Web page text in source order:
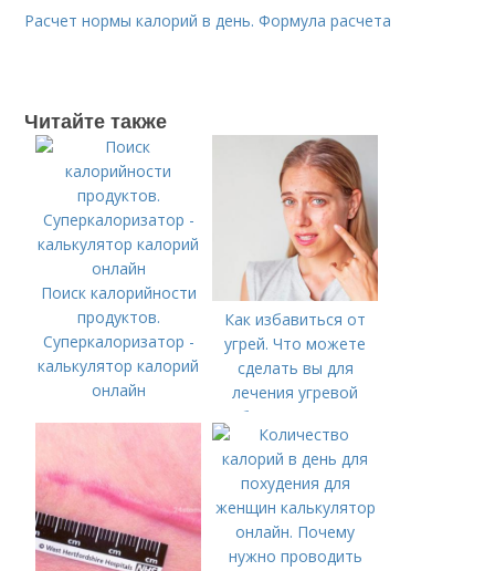
Расчет нормы калорий в день. Формула расчета
Читайте также
Поиск калорийности
продуктов.
Суперкалоризатор -
калькулятор калорий
онлайн
Как избавиться от
угрей. Что можете
сделать вы для
лечения угревой
болезни (акне)